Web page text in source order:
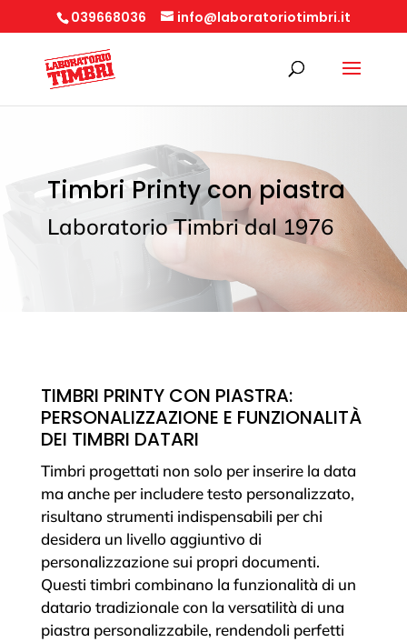
039668036 info@laboratoriotimbri.it
Timbri Printy con piastra
Laboratorio Timbri dal 1976
TIMBRI PRINTY CON PIASTRA:
PERSONALIZZAZIONE E FUNZIONALITÀ
DEI TIMBRI DATARI
Timbri progettati non solo per inserire la data
ma anche per includere testo personalizzato,
risultano strumenti indispensabili per chi
desidera un livello aggiuntivo di
personalizzazione sui propri documenti.
Questi timbri combinano la funzionalità di un
datario tradizionale con la versatilità di una
piastra personalizzabile, rendendoli perfetti